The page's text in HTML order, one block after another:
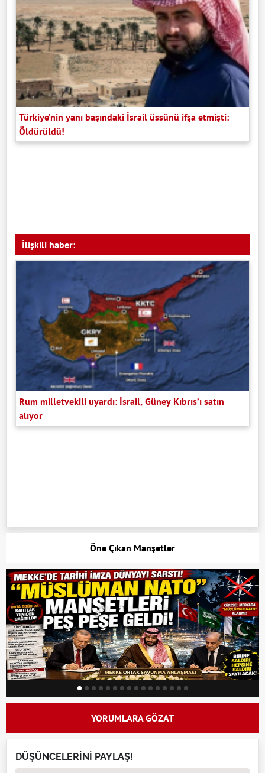
Türkiye’nin yanı başındaki İsrail üssünü ifşa etmişti:
Öldürüldü!
İlişkili haber:
Rum milletvekili uyardı: İsrail, Güney Kıbrıs’ı satın
alıyor
Öne Çıkan Manşetler
YORUMLARA GÖZAT
DÜŞÜNCELERİNİ PAYLAŞ!